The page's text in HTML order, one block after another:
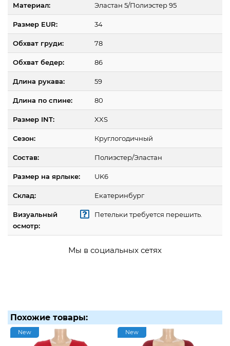
Материал: Эластан 5/Полиэстер 95
Размер EUR: 34
Обхват груди: 78
Обхват бедер: 86
Длина рукава: 59
Длина по спине: 80
Размер INT: XXS
Сезон: Круглогодичный
Состав: Полиэстер/Эластан
Размер на ярлыке: UK6
Склад: Екатеринбург
Визуальный
осмотр:
Петельки требуется перешить.
Мы в социальных сетях
Похожие товары:
New New